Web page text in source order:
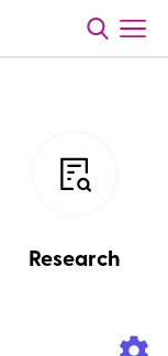
Research